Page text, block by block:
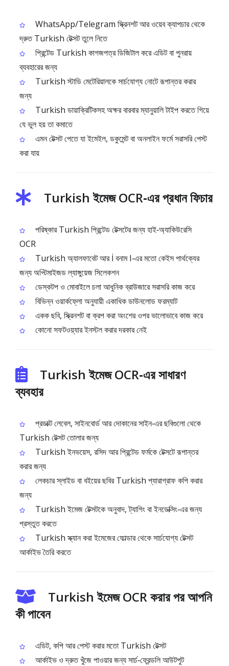
WhatsApp/Telegram স্ক্রিনশট আর ওয়েব ক্যাপচার থেকে
দ্রুত Turkish টেক্সট তুলে নিতে
প্রিন্টেড Turkish কাগজপত্র ডিজিটাল করে এডিট বা পুনরায়
ব্যবহারের জন্য
Turkish স্টাডি মেটেরিয়ালকে সার্চযোগ্য নোটে রূপান্তর করার
জন্য
Turkish ডায়াক্রিটিকসহ অক্ষর বারবার ম্যানুয়ালি টাইপ করতে গিয়ে
যে ভুল হয় তা কমাতে
এমন টেক্সট পেতে যা ইমেইল, ডকুমেন্ট বা অনলাইন ফর্মে সরাসরি পেস্ট
করা যায়
Turkish ইমেজ OCR‑এর প্রধান ফিচার
পরিষ্কার Turkish প্রিন্টেড টেক্সটের জন্য হাই‑অ্যাকিউরেসি
OCR
Turkish অ্যালফাবেট আর İ বনাম I‑এর মতো কেইস পার্থক্যের
জন্য অপ্টিমাইজড ল্যাঙ্গুয়েজ সিলেকশন
ডেস্কটপ ও মোবাইলে চলা আধুনিক ব্রাউজারে সরাসরি কাজ করে
বিভিন্ন ওয়ার্কফ্লো অনুযায়ী একাধিক ডাউনলোড ফরম্যাট
একক ছবি, স্ক্রিনশট বা ক্রপ করা অংশের ওপর ভালোভাবে কাজ করে
কোনো সফটওয়্যার ইনস্টল করার দরকার নেই
Turkish ইমেজ OCR‑এর সাধারণ
ব্যবহার
প্রডাক্ট লেবেল, সাইনবোর্ড আর দোকানের সাইন‑এর ছবিগুলো থেকে
Turkish টেক্সট তোলার জন্য
Turkish ইনভয়েস, রসিদ আর প্রিন্টেড ফর্মকে টেক্সটে রূপান্তর
করার জন্য
লেকচার স্লাইড বা বইয়ের ছবির Turkish প্যারাগ্রাফ কপি করার
জন্য
Turkish ইমেজ টেক্সটকে অনুবাদ, ট্যাগিং বা ইনডেক্সিং‑এর জন্য
প্রস্তুত করতে
Turkish স্ক্যান করা ইমেজের ফোল্ডার থেকে সার্চযোগ্য টেক্সট
আর্কাইভ তৈরি করতে
Turkish ইমেজ OCR করার পর আপনি
কী পাবেন
এডিট, কপি আর পেস্ট করার মতো Turkish টেক্সট
আর্কাইভ ও দ্রুত খুঁজে পাওয়ার জন্য সার্চ‑ফ্রেন্ডলি আউটপুট